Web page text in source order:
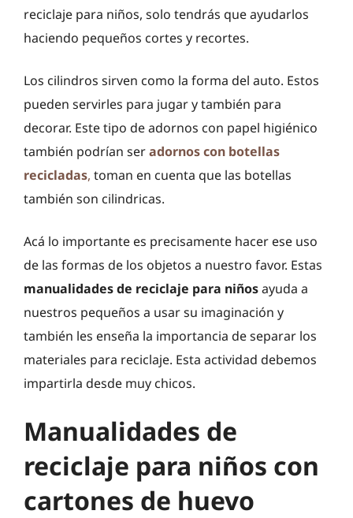
reciclaje para niños, solo tendrás que ayudarlos
haciendo pequeños cortes y recortes.
Los cilindros sirven como la forma del auto. Estos
pueden servirles para jugar y también para
decorar. Este tipo de adornos con papel higiénico
también podrían seradornos con botellas
recicladas, toman en cuenta que las botellas
también son cilindricas.
Acá lo importante es precisamente hacer ese uso
de las formas de los objetos a nuestro favor. Estas
manualidades de reciclaje para niñosayuda a
nuestros pequeños a usar su imaginación y
también les enseña la importancia de separar los
materiales para reciclaje. Esta actividad debemos
impartirla desde muy chicos.
Manualidades de
reciclaje para niños con
cartones de huevo